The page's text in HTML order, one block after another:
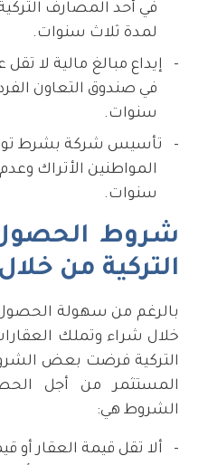
في أحد المصارف
لمدة ثلاث سنوات.
سنوات.
سنوات.
شروط
التركية من
بالرغم من سهولة الحصول
خلال شراء وتملك
التركية فرضت بعض
المستثمر من أجل
الشروط هي:
ألا تقل قيمة العقار أو